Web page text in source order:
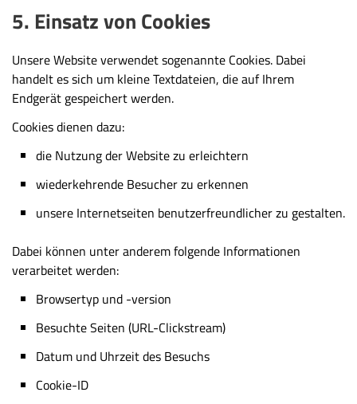
5. Einsatz von Cookies
Unsere Website verwendet sogenannte Cookies. Dabei
handelt es sich um kleine Textdateien, die auf Ihrem
Endgerät gespeichert werden.
Cookies dienen dazu:
die Nutzung der Website zu erleichtern
wiederkehrende Besucher zu erkennen
unsere Internetseiten benutzerfreundlicher zu gestalten.
Dabei können unter anderem folgende Informationen
verarbeitet werden:
Browsertyp und -version
Besuchte Seiten (URL-Clickstream)
Datum und Uhrzeit des Besuchs
Cookie-ID